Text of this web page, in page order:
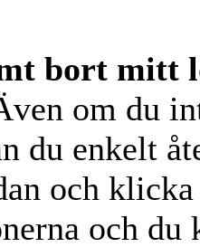
bort mitt
om du
du enkelt
och
och du